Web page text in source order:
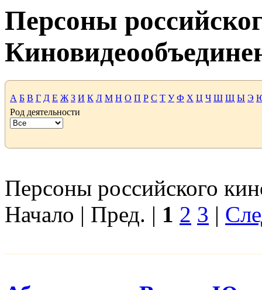
Персоны
А Б В Г Д Е Ж З И К Л М Н О П Р С Т У Ф Х Ц Ч Ш Щ Ы Э
Род деятельности
Персоны российского
Начало | Пред. | 1 2 3 |